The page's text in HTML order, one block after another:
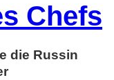
Chefs
die Russin